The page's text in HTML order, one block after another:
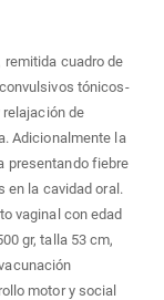
remitida cuadro de
tónicos-
de
Adicionalmente la
presentando fiebre
en la cavidad oral.
vaginal con edad
gr, talla 53 cm,
motor y social